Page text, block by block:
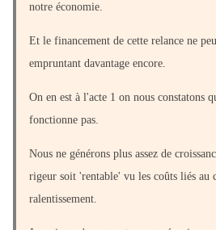
notre économie.
Et le financement de cette relance ne
empruntant davantage encore.
On en est à l'acte 1 on nous constatons
fonctionne pas.
Nous ne générons plus assez de
rigeur soit 'rentable' vu les coûts liés au
ralentissement.